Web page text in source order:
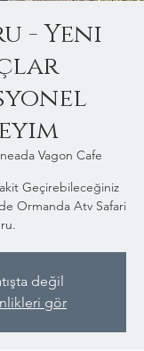
- Yeni
Vagon Cafe
Geçirebileceğiniz
Ormanda Atv Safari
değil
gör